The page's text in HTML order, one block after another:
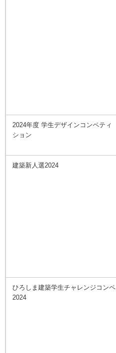
2024年度 学生デザインコンペティ
ション
建築新人選2024
ひろしま建築学生チャレンジコンペ
2024